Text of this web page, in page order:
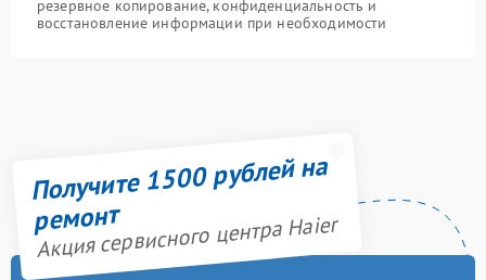
резервное копирование, конфиденциальность и
восстановление информации при необходимости
Получите 1500 рублей на
ремонт
Акция сервисного центра Haier